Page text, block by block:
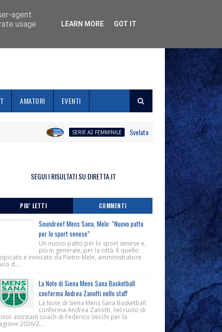
AMATORI EVENTI
SERIE A2 FEMMINILE Svelato il calendario la Polisportiva Galli
SEGUI I RISULTATI SU DIRETTA.IT
PIU' LETTI COMMENTI
Soundreef Mens Sana, Mele: “Nuovo patto
per lo sport senese”
Un nuovo patto per lo sport senese e,
più in generale, per la città. È quello
e invocato da Pietro Mele, amministratore
d...
La Note di Siena Mens Sana Basketball
conferma Andrea Zanotti nello staff
La Note di Siena Mens Sana Basketball
conferma Andrea Zanotti, nel ruolo di
assistant coach di Federico Vecchi per la
2026/2...
agent
usage
LEARN MORE GOT IT